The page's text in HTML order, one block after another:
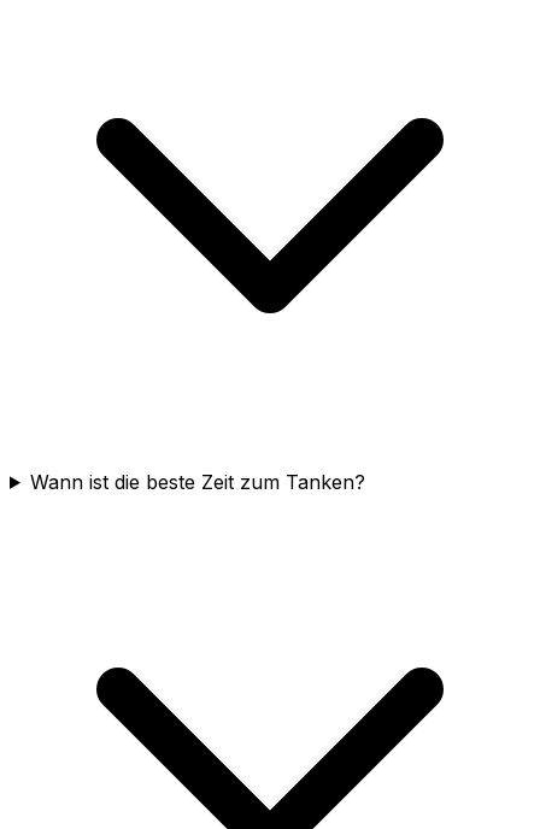
Wann ist die beste Zeit zum Tanken?